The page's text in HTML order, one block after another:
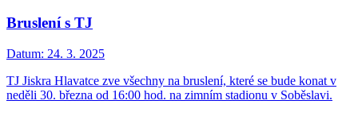
Bruslení s TJ
Datum: 24. 3. 2025
TJ Jiskra Hlavatce zve všechny na bruslení, které se bude konat v
neděli 30. března od 16:00 hod. na zimním stadionu v Soběslavi.